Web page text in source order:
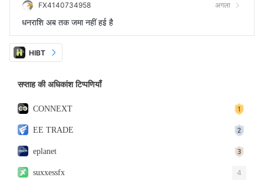
FX4140734958 अगला
धनराशि अब तक जमा नहीं हुई है
HIBT
सप्ताह की अधिकांश टिप्पणियाँ
CONNEXT
EE TRADE
eplanet
suxxessfx 4